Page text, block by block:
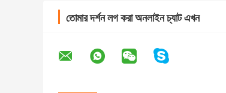
তোমার দর্শন লগ করা অনলাইন চ্যাট এখন